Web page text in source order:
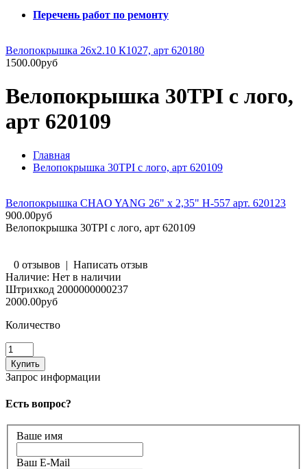
Перечень работ по ремонту
Велопокрышка 26х2.10 К1027, арт 620180
1500.00руб
Велопокрышка 30TPI с лого,
арт 620109
Главная
Велопокрышка 30TPI с лого, арт 620109
Велопокрышка CHAO YANG 26" х 2,35" H-557 арт. 620123
900.00руб
Велопокрышка 30TPI с лого, арт 620109
0 отзывов | Написать отзыв
Наличие: Нет в наличии
Штрихкод 2000000000237
2000.00руб
Количество
Запрос информации
Есть вопрос?
Ваше имя
Ваш E-Mail